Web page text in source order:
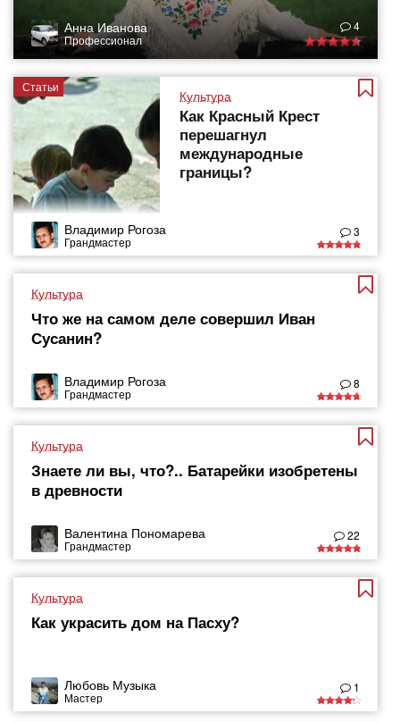
Анна Иванова
Профессионал
4
Статьи
Культура
Как Красный Крест
перешагнул
международные
границы?
Владимир Рогоза
Грандмастер
3
Культура
Что же на самом деле совершил Иван
Сусанин?
Владимир Рогоза
Грандмастер
8
Культура
Знаете ли вы, что?.. Батарейки изобретены
в древности
Валентина Пономарева
Грандмастер
22
Культура
Как украсить дом на Пасху?
Любовь Музыка
Мастер
1